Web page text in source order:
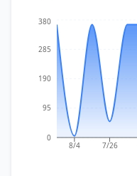
8/4 7/26
0
95
190
285
380